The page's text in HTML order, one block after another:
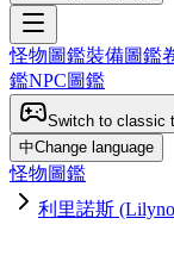
怪物圖鑑裝備圖鑑
鑑NPC圖鑑
Switch to classic
中Change language
怪物圖鑑
利里諾斯